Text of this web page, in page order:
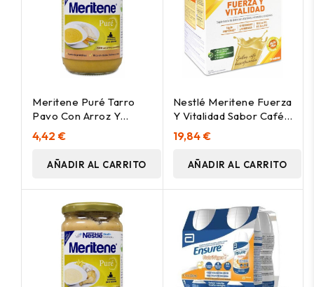
Meritene Puré Tarro
Pavo Con Arroz Y
Zanahorias, 300 G
4,42 €
AÑADIR AL CARRITO
Nestlé Meritene Fuerza
Y Vitalidad Sabor Café
Descafeinado 15X30G
19,84 €
AÑADIR AL CARRITO